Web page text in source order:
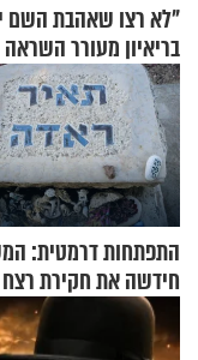
"לא רצו שאהבת השם
בריאיון מעורר השראה
התפתחות דרמטית:
חידשה את חקירת
ראדה